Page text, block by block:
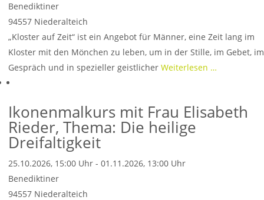
Benediktiner
94557 Niederalteich
„Kloster auf Zeit“ ist ein Angebot für Männer, eine Zeit lang im
Kloster mit den Mönchen zu leben, um in der Stille, im Gebet, im
Gespräch und in spezieller geistlicher Weiterlesen …
Ikonenmalkurs mit Frau Elisabeth
Rieder, Thema: Die heilige
Dreifaltigkeit
25.10.2026, 15:00 Uhr - 01.11.2026, 13:00 Uhr
Benediktiner
94557 Niederalteich